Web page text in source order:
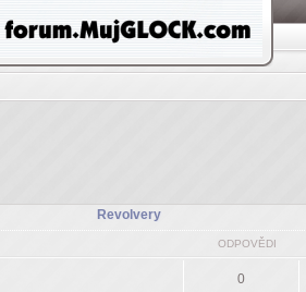
Revolvery
ODPOVĚDI
0